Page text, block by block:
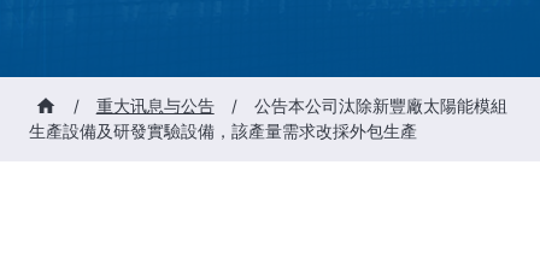
/ 重大讯息与公告 /
公告本公司汰除新豐廠太陽能模組
生產設備及研發實驗設備，該產量需求改採外包生產